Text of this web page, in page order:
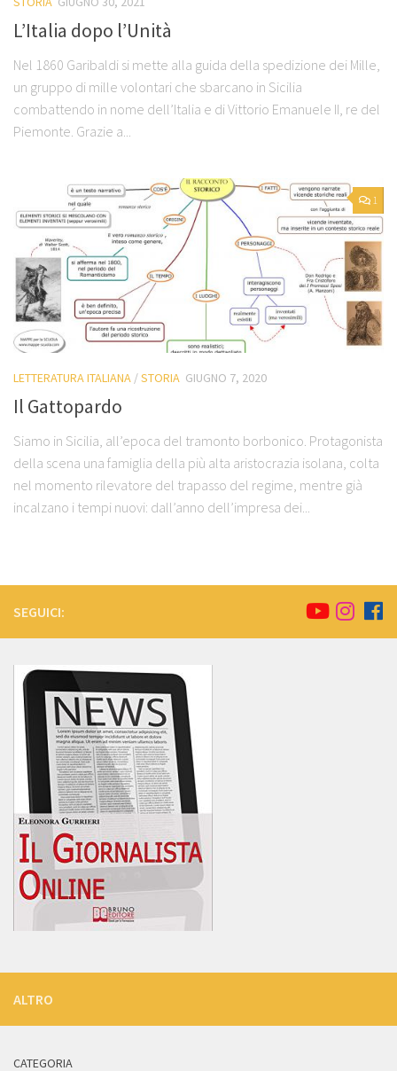
L’Italia dopo l’Unità
Nel 1860 Garibaldi si mette alla guida della spedizione dei Mille,
un gruppo di mille volontari che sbarcano in Sicilia
combattendo in nome dell’Italia e di Vittorio Emanuele II, re del
Piemonte. Grazie a...
1
LETTERATURA ITALIANA /STORIA GIUGNO 7, 2020
Il Gattopardo
Siamo in Sicilia, all’epoca del tramonto borbonico. Protagonista
della scena una famiglia della più alta aristocrazia isolana, colta
nel momento rilevatore del trapasso del regime, mentre già
incalzano i tempi nuovi: dall’anno dell’impresa dei...
SEGUICI:
ALTRO
CATEGORIA